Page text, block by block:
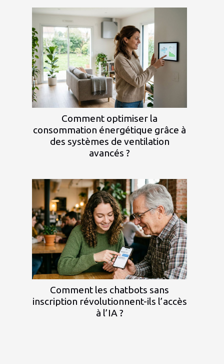
Comment optimiser la
consommation énergétique grâce à
des systèmes de ventilation
avancés ?
Comment les chatbots sans
inscription révolutionnent-ils l’accès
à l’IA ?